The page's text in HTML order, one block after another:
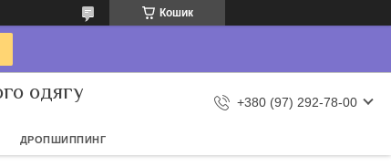
Кошик
одягу
+380 (97) 292-78-00
ДРОПШИППИНГ